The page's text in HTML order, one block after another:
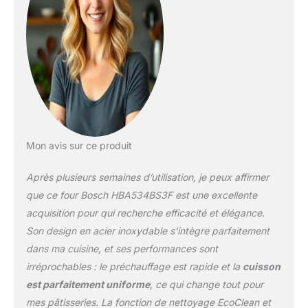
auto-nettoyantes
gardent votre four propre
en permanence, tandis
que le programme
EcoClean ne dure qu'une
heure à 270°C. Gagnez
du temps avec notre
permettant de passer à
votre vie quotidienne et
profitez de repas
délicieux sans attendre
grâce à notre four Bosch.
Avec une puissance de
chauffe de 2200 W, notre
four offre une cuisson
homogène sur trois
Mon avis sur ce produit
Après plusieurs semaines d’utilisation, je peux affirmer
que ce four Bosch HBA534BS3F est une excellente
acquisition pour qui recherche efficacité et élégance.
Son design en acier inoxydable s’intègre parfaitement
dans ma cuisine, et ses performances sont
irréprochables : le préchauffage est rapide et la cuisson
est parfaitement uniforme, ce qui change tout pour
mes pâtisseries. La fonction de nettoyage EcoClean et